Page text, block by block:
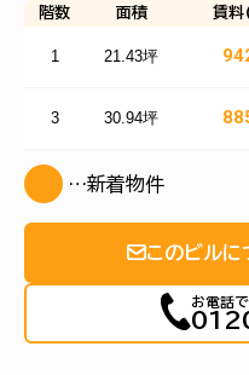
階数 面積 賃料
1 21.43坪
3 30.94坪
…新着物件
このビルに
お電話